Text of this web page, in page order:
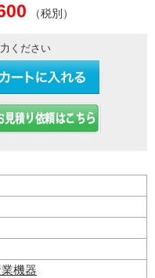
（税別）
ください
機器